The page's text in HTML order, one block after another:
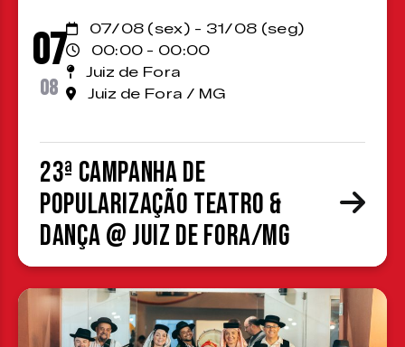
07
08
07/08 (sex) - 31/08 (seg)
00:00 - 00:00
Juiz de Fora
Juiz de Fora / MG
23ª Campanha de
Popularização Teatro &
Dança @ Juiz de Fora/MG